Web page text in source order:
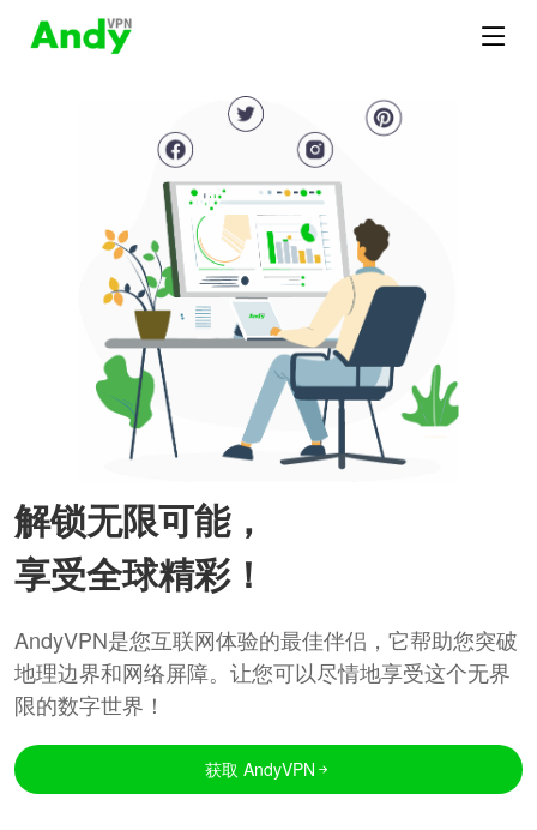
解锁无限可能，
享受全球精彩！
AndyVPN是您互联网体验的最佳伴侣，它帮助您突破
地理边界和网络屏障。让您可以尽情地享受这个无界
限的数字世界！
获取 AndyVPN